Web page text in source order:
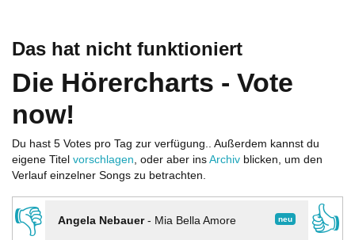
Das hat nicht funktioniert
Die Hörercharts - Vote
now!
Du hast 5 Votes pro Tag zur verfügung.. Außerdem kannst du
eigene Titel vorschlagen, oder aber ins Archiv blicken, um den
Verlauf einzelner Songs zu betrachten.
👎 neu
Angela Nebauer- Mia Bella Amore
👍